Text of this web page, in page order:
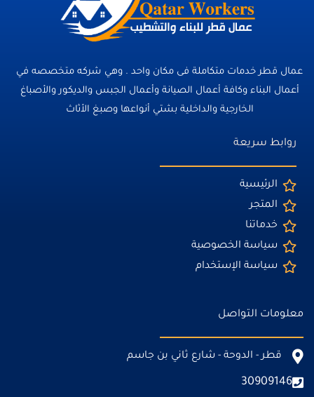
عمال قطر خدمات متكاملة فى مكان واحد . وهي شركه متخصصه في
أعمال البناء وكافة أعمال الصيانة وأعمال الجبس والديكور والأصباغ
الخارجية والداخلية بشتي أنواعها وصبغ الأثاث
روابط سريعة
الرئيسية
المتجر
خدماتنا
سياسة الخصوصية
سياسة الإستخدام
معلومات التواصل
قطر - الدوحة - شارع ثاني بن جاسم
30909146